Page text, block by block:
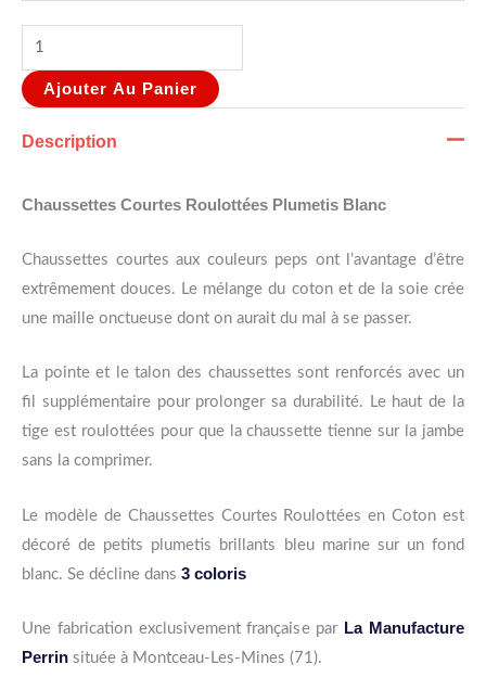
Ajouter Au Panier
Description
Chaussettes Courtes Roulottées Plumetis Blanc
Chaussettes courtes aux couleurs peps ont l’avantage d’être
extrêmement douces. Le mélange du coton et de la soie crée
une maille onctueuse dont on aurait du mal à se passer.
La pointe et le talon des chaussettes sont renforcés avec un
fil supplémentaire pour prolonger sa durabilité. Le haut de la
tige est roulottées pour que la chaussette tienne sur la jambe
sans la comprimer.
Le modèle de Chaussettes Courtes Roulottées en Coton est
décoré de petits plumetis brillants bleu marine sur un fond
blanc. Se décline dans 3 coloris
Une fabrication exclusivement française par La Manufacture
Perrin située à Montceau-Les-Mines (71).